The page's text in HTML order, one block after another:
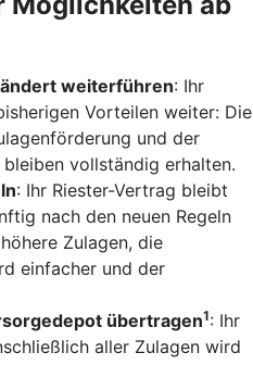
weiterführen: Ihr
Vorteilen weiter: Die
und der
vollständig erhalten.
: Ihr Riester-Vertrag bleibt
nach den neuen Regeln
Zulagen, die
einfacher und der
übertragen1: Ihr
aller Zulagen wird